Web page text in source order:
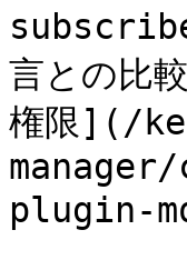
subscribe
言との比
権限](/
plugin-